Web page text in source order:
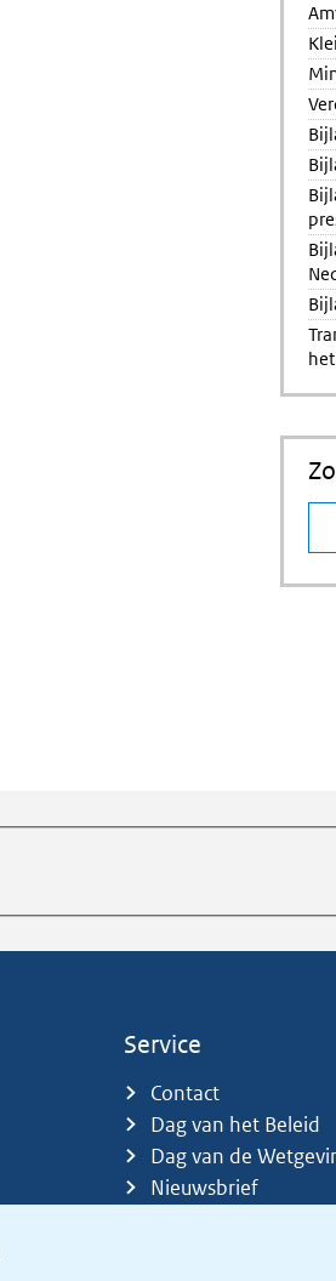
Service
Contact
Dag van het Beleid
Dag van de
Nieuwsbrief